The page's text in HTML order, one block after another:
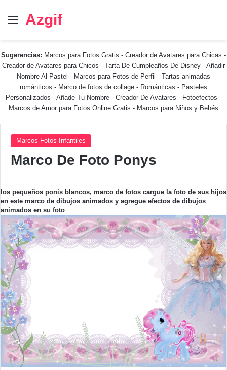
Menú
Azgif
Sugerencias: Marcos para Fotos Gratis - Creador de Avatares para Chicas -
Creador de Avatares para Chicos - Tarta De Cumpleaños De Disney - Añadir
Nombre Al Pastel - Marcos para Fotos de Perfil - Tartas animadas
románticos - Marco de fotos de collage - Románticas - Pasteles
Personalizados - Añade Tu Nombre - Creador De Avatares - Fotoefectos -
Marcos de Amor para Fotos Online Gratis - Marcos para Niños y Bebés
Marcos Fotos Infantiles
Marco De Foto Ponys
los pequeños ponis blancos, marco de fotos cargue la foto de sus hijos
en este marco de dibujos animados y agregue efectos de dibujos
animados en su foto